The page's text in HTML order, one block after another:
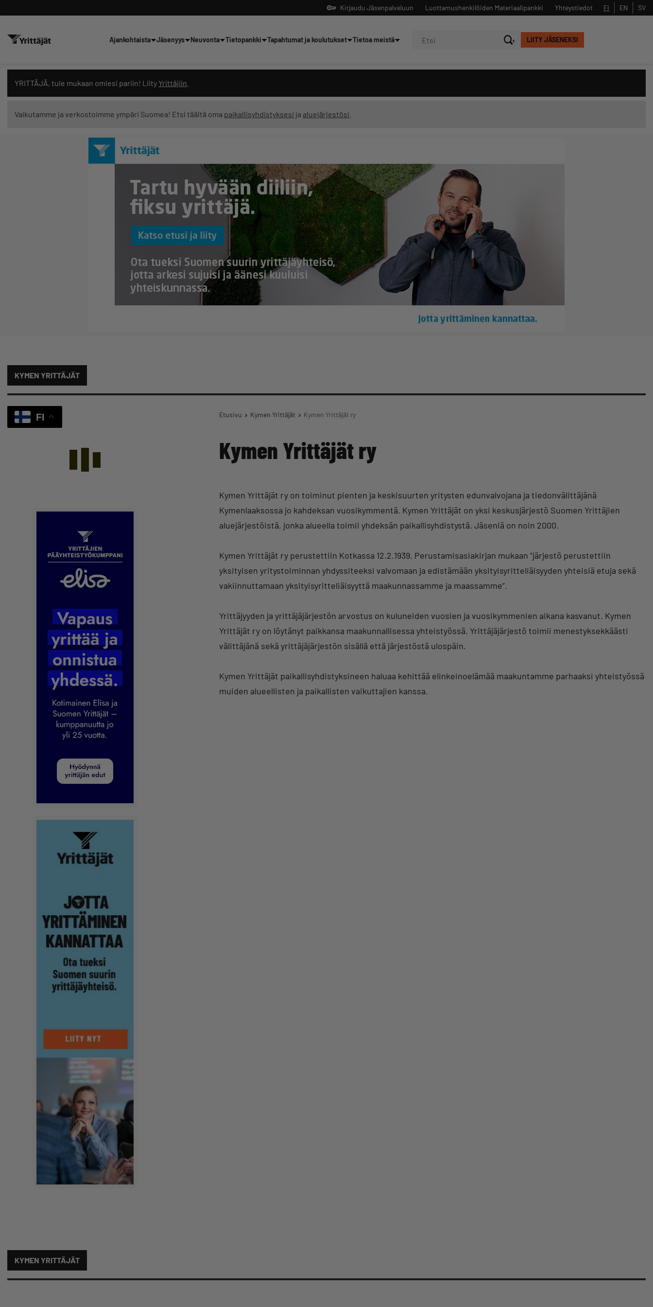
Kirjaudu Jäsenpalveluun Yhteystiedot
Luottamushenkilöiden Materiaalipankki FI EN SV
LIITY JÄSENEKSI
Ajankohtaista Jäsenyys Neuvonta Tietopankki Tapahtumat ja koulutukset Tietoa meistä
YRITTÄJÄ, tule mukaan omiesi pariin! Liity Yrittäjiin
Vaikutamme ja verkostoimme ympäri Suomea! Etsi täältä oma paikallisyhdistyksesi ja aluejärjestösi
KYMEN YRITTÄJÄT
FI Etusivu Kymen Yrittäjät Kymen Yrittäjät ry
Kymen Yrittäjät ry
Kymen Yrittäjät ry on toiminut pienten ja keskisuurten yritysten edunvalvojana ja tiedonvälittäjänä
Kymenlaaksossa jo kahdeksan vuosikymmentä. Kymen Yrittäjät on yksi keskusjärjestö Suomen Yrittäjien
aluejärjestöistä, jonka alueella toimii yhdeksän paikallisyhdistystä. Jäseniä on noin 2000.
Kymen Yrittäjät ry perustettiin Kotkassa 12.2.1939. Perustamisasiakirjan mukaan ”järjestö perustettiin
yksityisen yritystoiminnan yhdyssiteeksi valvomaan ja edistämään yksityisyritteliäisyyden yhteisiä etuja sekä
vakiinnuttamaan yksityisyritteliäisyyttä maakunnassamme ja maassamme”.
Yrittäjyyden ja yrittäjäjärjestön arvostus on kuluneiden vuosien ja vuosikymmenien aikana kasvanut. Kymen
Yrittäjät ry on löytänyt paikkansa maakunnallisessa yhteistyössä. Yrittäjäjärjestö toimii menestyksekkäästi
välittäjänä sekä yrittäjäjärjestön sisällä että järjestöstä ulospäin.
Kymen Yrittäjät paikallisyhdistyksineen haluaa kehittää elinkeinoelämää maakuntamme parhaaksi yhteistyössä
muiden alueellisten ja paikallisten vaikuttajien kanssa.
KYMEN YRITTÄJÄT
Sulje
Hae sivustolta tai kysy suoraan Yrittäjien tekoälyltä
Suodata hakutuloksia: näytä kaikki sisältö